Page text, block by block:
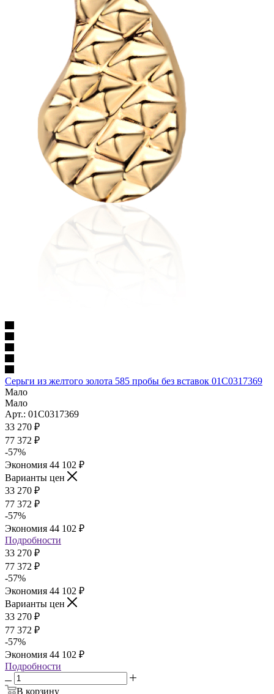
Серьги из желтого золота 585 пробы без вставок 01С0317369
Мало
Мало
Арт.: 01С0317369
33 270 ₽
77 372 ₽
-57%
Экономия 44 102 ₽
Варианты цен
33 270 ₽
77 372 ₽
-57%
Экономия 44 102 ₽
Подробности
33 270 ₽
77 372 ₽
-57%
Экономия 44 102 ₽
Варианты цен
33 270 ₽
77 372 ₽
-57%
Экономия 44 102 ₽
Подробности
В корзину